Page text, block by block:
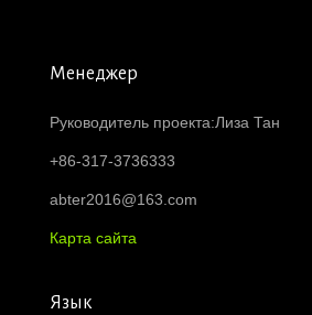
Менеджер
Руководитель проекта:Лиза Тан
+86-317-3736333
abter2016@163.com
Карта сайта
Язык